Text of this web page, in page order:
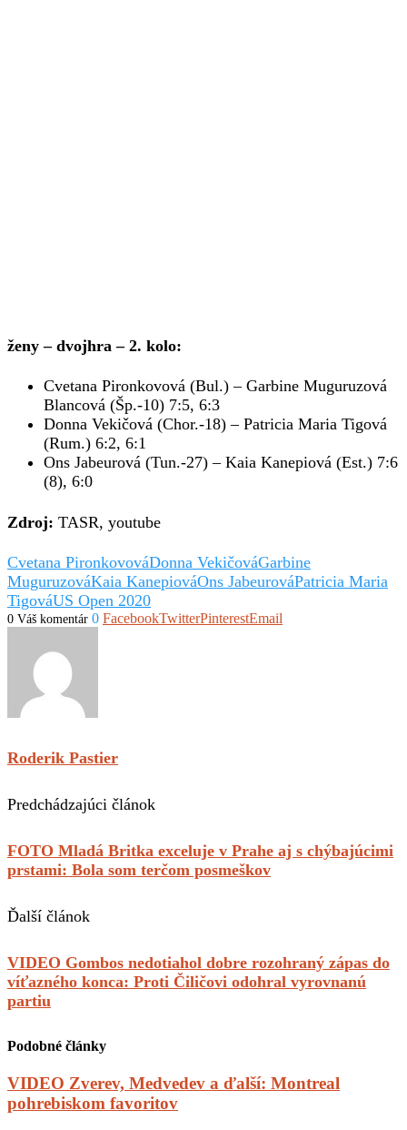
ženy – dvojhra – 2. kolo:
Cvetana Pironkovová (Bul.) – Garbine Muguruzová
Blancová (Šp.-10) 7:5, 6:3
Donna Vekičová (Chor.-18) – Patricia Maria Tigová
(Rum.) 6:2, 6:1
Ons Jabeurová (Tun.-27) – Kaia Kanepiová (Est.) 7:6
(8), 6:0
Zdroj: TASR, youtube
Cvetana PironkovováDonna VekičováGarbine
MuguruzováKaia KanepiováOns JabeurováPatricia Maria
TigováUS Open 2020
0 Váš komentár 0 FacebookTwitterPinterestEmail
Roderik Pastier
Predchádzajúci článok
FOTO Mladá Britka exceluje v Prahe aj s chýbajúcimi
prstami: Bola som terčom posmeškov
Ďalší článok
VIDEO Gombos nedotiahol dobre rozohraný zápas do
víťazného konca: Proti Čiličovi odohral vyrovnanú
partiu
Podobné články
VIDEO Zverev, Medvedev a ďalší: Montreal
pohrebiskom favoritov